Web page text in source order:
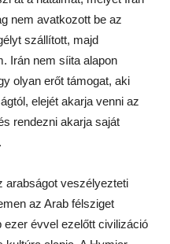
nem avatkozott be az
szállított, majd
Irán nem síita alapon
olyan erőt támogat, aki
elejét akarja venni az
rendezni akarja saját
arabságot veszélyezteti
az Arab félsziget
ezer évvel ezelőtt civilizáció